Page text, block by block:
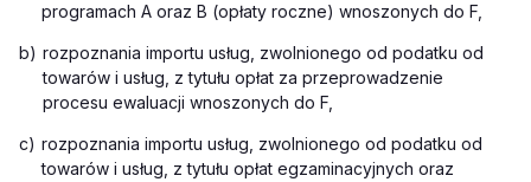
programach A oraz B (opłaty roczne) wnoszonych do F,
b) rozpoznania importu usług, zwolnionego od podatku od
towarów i usług, z tytułu opłat za przeprowadzenie
procesu ewaluacji wnoszonych do F,
c) rozpoznania importu usług, zwolnionego od podatku od
towarów i usług, z tytułu opłat egzaminacyjnych oraz